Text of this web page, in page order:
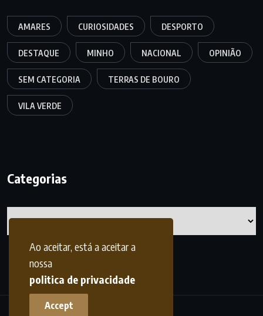
Ao aceitar, está a aceitar a
nossa
politica de privacidade
Accept
AMARES CURIOSIDADES DESPORTO
DESTAQUE MINHO NACIONAL OPINIÃO
SEM CATEGORIA TERRAS DE BOURO
VILA VERDE
Categorias